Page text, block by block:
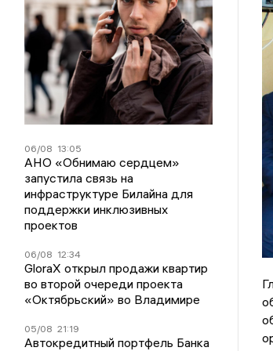
06/08 13:05
АНО «Обнимаю сердцем»
запустила связь на
инфраструктуре Билайна для
поддержки инклюзивных
проектов
06/08 12:34
GloraX открыл продажи квартир
во второй очереди проекта
«Октябрьский» во Владимире
05/08 21:19
Автокредитный портфель Банка